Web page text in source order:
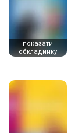
показати
обкладинку